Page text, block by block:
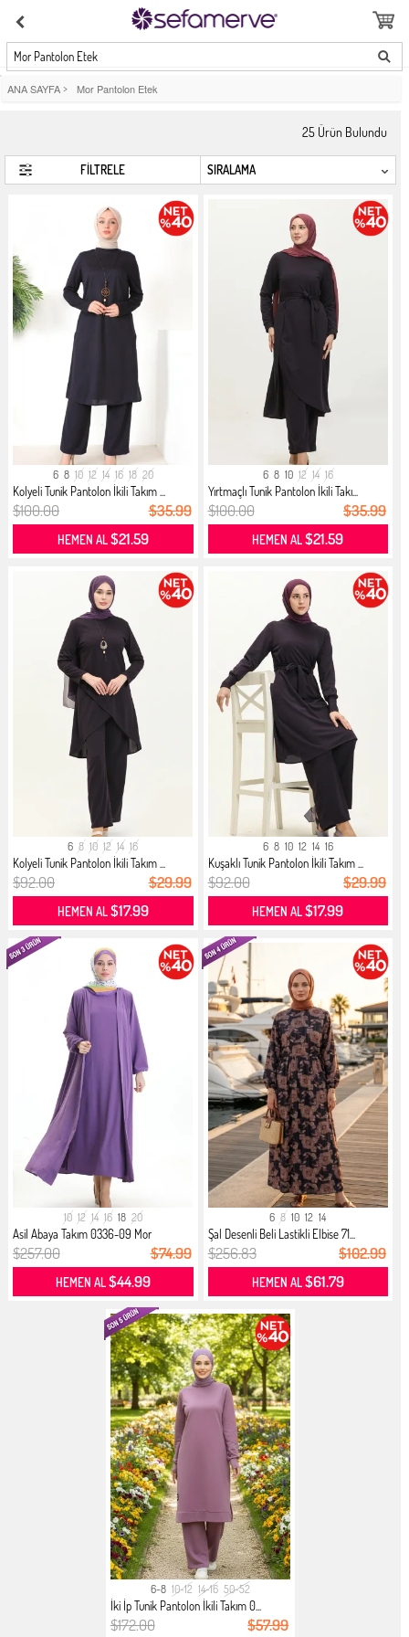
Mor Pantolon Etek
ANA SAYFA > Mor Pantolon Etek
25 Ürün Bulundu
FİLTRELE
6 8 10 12 14 16 18 20
Kolyeli Tunik Pantolon İkili Takım ...
$100.00 $35.99
HEMEN AL$21.59
6 8 10 12 14 16
Yırtmaçlı Tunik Pantolon İkili Takı...
$100.00 $35.99
HEMEN AL$21.59
6 8 10 12 14 16
Kolyeli Tunik Pantolon İkili Takım ...
$92.00 $29.99
HEMEN AL$17.99
6 8 10 12 14 16
Kuşaklı Tunik Pantolon İkili Takım ...
$92.00 $29.99
HEMEN AL$17.99
10 12 14 16 18 20
Asil Abaya Takım 0336-09 Mor
$257.00 $74.99
HEMEN AL$44.99
6 8 10 12 14
Şal Desenli Beli Lastikli Elbise 71...
$256.83 $102.99
HEMEN AL$61.79
6-8 10-12 14-16 50-52
İki İp Tunik Pantolon İkili Takım 0...
$172.00 $57.99